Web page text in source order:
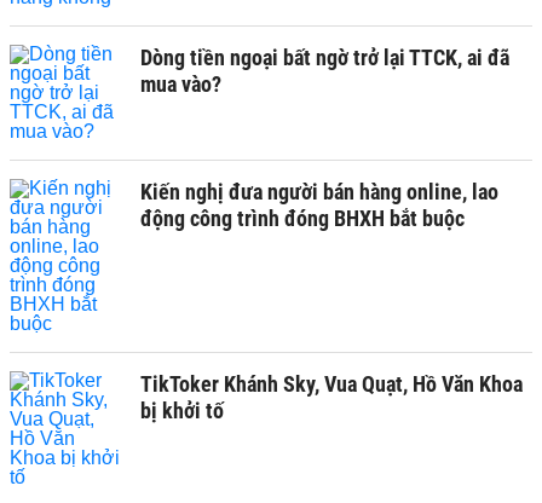
Dòng tiền ngoại bất ngờ trở lại TTCK, ai đã
mua vào?
Kiến nghị đưa người bán hàng online, lao
động công trình đóng BHXH bắt buộc
TikToker Khánh Sky, Vua Quạt, Hồ Văn Khoa
bị khởi tố